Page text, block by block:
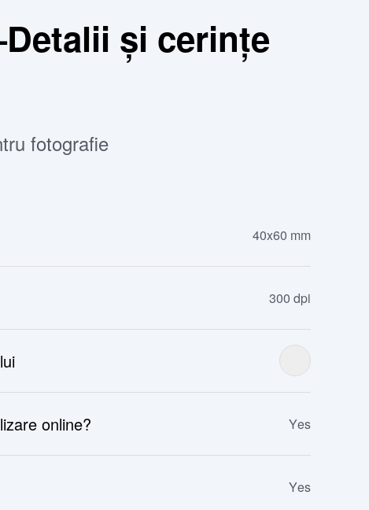
și cerințe
fotografie
40x60 mm
300 dpi
online? Yes
Yes